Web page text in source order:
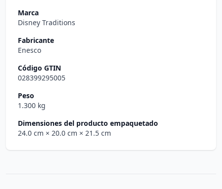
Marca
Disney Traditions
Fabricante
Enesco
Código GTIN
028399295005
Peso
1.300 kg
Dimensiones del producto empaquetado
24.0 cm × 20.0 cm × 21.5 cm